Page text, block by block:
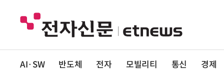
AI·SW 반도체 전자 모빌리티 통신 경제